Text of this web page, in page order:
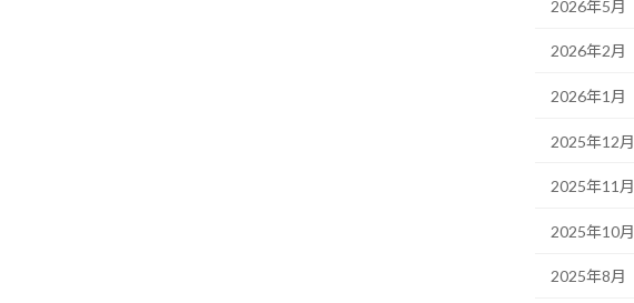
2026年5月
2026年2月
2026年1月
2025年12月
2025年11月
2025年10月
2025年8月